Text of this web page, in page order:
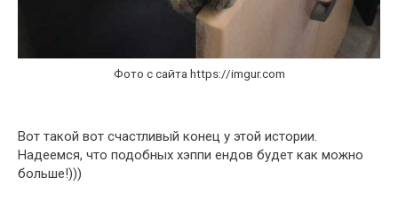
Фото с сайта https://imgur.com
Вот такой вот счастливый конец у этой истории.
Надеемся, что подобных хэппи ендов будет как можно
больше!)))